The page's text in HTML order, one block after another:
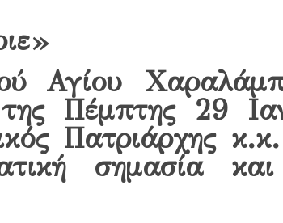
Αγίου
Πέμπτης 29
Πατριάρχης
σημασία και